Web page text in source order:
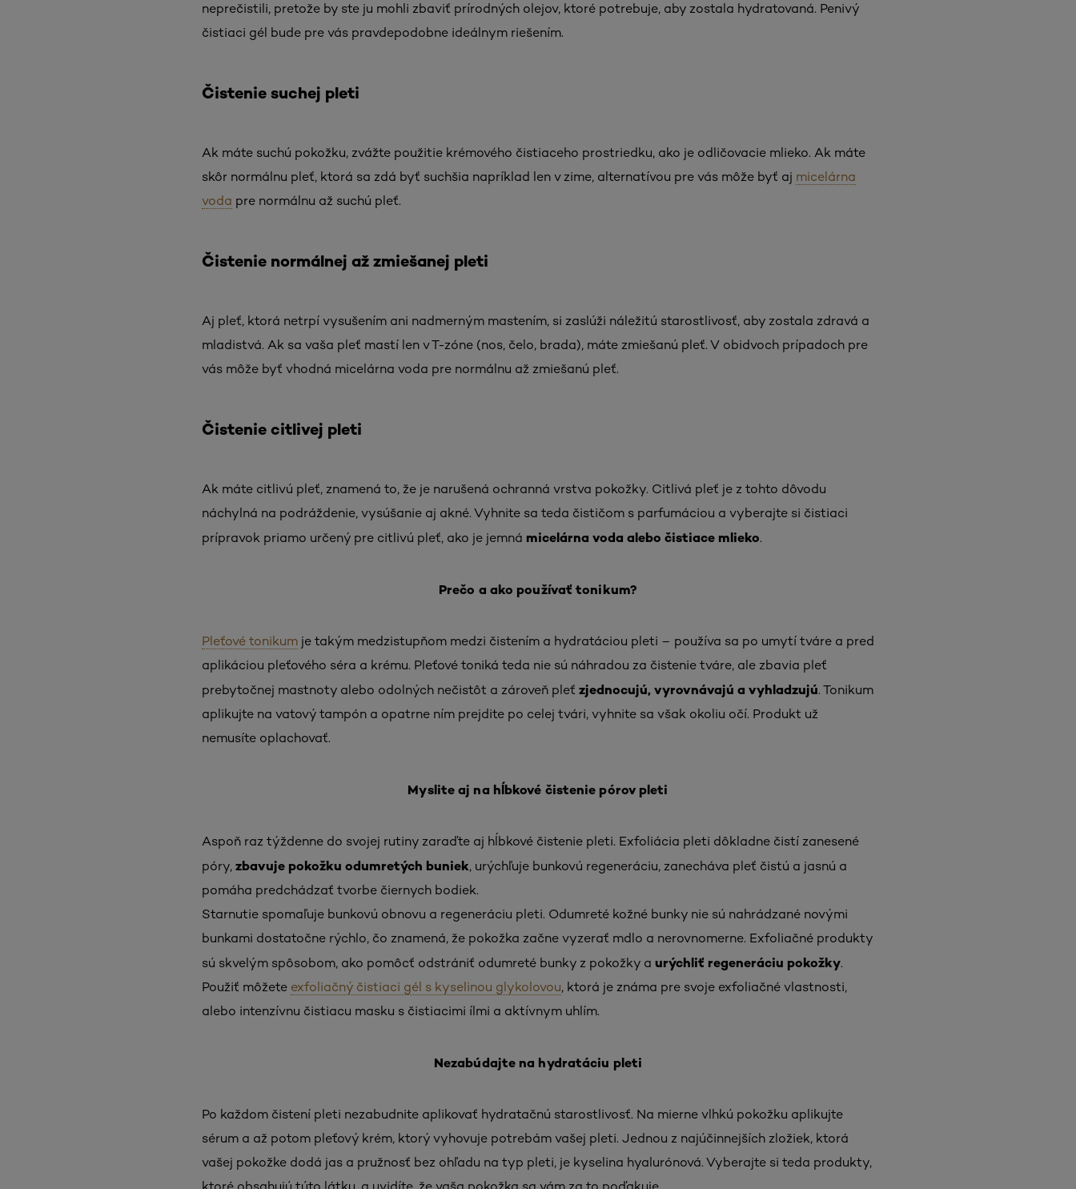
neprečistili, pretože by ste ju mohli zbaviť prírodných olejov, ktoré potrebuje, aby zostala hydratovaná. Penivý
čistiaci gél bude pre vás pravdepodobne ideálnym riešením.
Čistenie suchej pleti
Ak máte suchú pokožku, zvážte použitie krémového čistiaceho prostriedku, ako je odličovacie mlieko. Ak máte
skôr normálnu pleť, ktorá sa zdá byť suchšia napríklad len v zime, alternatívou pre vás môže byť aj micelárna
voda pre normálnu až suchú pleť.
Čistenie normálnej až zmiešanej pleti
Aj pleť, ktorá netrpí vysušením ani nadmerným mastením, si zaslúži náležitú starostlivosť, aby zostala zdravá a
mladistvá. Ak sa vaša pleť mastí len v T-zóne (nos, čelo, brada), máte zmiešanú pleť. V obidvoch prípadoch pre
vás môže byť vhodná micelárna voda pre normálnu až zmiešanú pleť.
Čistenie citlivej pleti
Ak máte citlivú pleť, znamená to, že je narušená ochranná vrstva pokožky. Citlivá pleť je z tohto dôvodu
náchylná na podráždenie, vysúšanie aj akné. Vyhnite sa teda čističom s parfumáciou a vyberajte si čistiaci
prípravok priamo určený pre citlivú pleť, ako je jemná micelárna voda alebo čistiace mlieko.
Prečo a ako používať tonikum?
Pleťové tonikum je takým medzistupňom medzi čistením a hydratáciou pleti – používa sa po umytí tváre a pred
aplikáciou pleťového séra a krému. Pleťové toniká teda nie sú náhradou za čistenie tváre, ale zbavia pleť
prebytočnej mastnoty alebo odolných nečistôt a zároveň pleť zjednocujú, vyrovnávajú a vyhladzujú. Tonikum
aplikujte na vatový tampón a opatrne ním prejdite po celej tvári, vyhnite sa však okoliu očí. Produkt už
nemusíte oplachovať.
Myslite aj na hĺbkové čistenie pórov pleti
Aspoň raz týždenne do svojej rutiny zaraďte aj hĺbkové čistenie pleti. Exfoliácia pleti dôkladne čistí zanesené
póry, zbavuje pokožku odumretých buniek, urýchľuje bunkovú regeneráciu, zanecháva pleť čistú a jasnú a
pomáha predchádzať tvorbe čiernych bodiek.
Starnutie spomaľuje bunkovú obnovu a regeneráciu pleti. Odumreté kožné bunky nie sú nahrádzané novými
bunkami dostatočne rýchlo, čo znamená, že pokožka začne vyzerať mdlo a nerovnomerne. Exfoliačné produkty
sú skvelým spôsobom, ako pomôcť odstrániť odumreté bunky z pokožky a urýchliť regeneráciu pokožky.
Použiť môžete exfoliačný čistiaci gél s kyselinou glykolovou, ktorá je známa pre svoje exfoliačné vlastnosti,
alebo intenzívnu čistiacu masku s čistiacimi ílmi a aktívnym uhlím.
Nezabúdajte na hydratáciu pleti
Po každom čistení pleti nezabudnite aplikovať hydratačnú starostlivosť. Na mierne vlhkú pokožku aplikujte
sérum a až potom pleťový krém, ktorý vyhovuje potrebám vašej pleti. Jednou z najúčinnejších zložiek, ktorá
vašej pokožke dodá jas a pružnosť bez ohľadu na typ pleti, je kyselina hyalurónová. Vyberajte si teda produkty,